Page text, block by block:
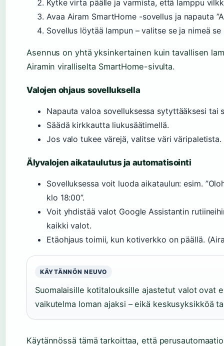
Kytke virta päälle ja varmista, että lamppu
Avaa Airam SmartHome -sovellus ja napauta
Sovellus löytää lampun – valitse se ja nimeä
Asennus on yhtä yksinkertainen kuin tavallisen
Airamin viralliselta SmartHome-sivulta.
Valojen ohjaus sovelluksella
Napauta valoa sovelluksessa sytyttääksesi tai
Säädä kirkkautta liukusäätimellä.
Jos valo tukee värejä, valitse väri väripaletista.
Älyvalojen aikataulutus ja automatisointi
Sovelluksessa voit luoda aikataulun: esim.
klo 18:00”.
Voit yhdistää valot Google Assistantin
kaikki valot.
Etäohjaus toimii, kun kotiverkko on päällä.
KÄYTÄNNÖN NEUVO
Suomalaisille kotitalouksille ajastetut valot ovat
vaikutelma loman ajaksi – eikä keskusyksikköä
Käytännössä tämä tarkoittaa, että